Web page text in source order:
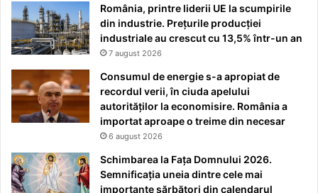
România, printre liderii UE la scumpirile
din industrie. Prețurile producției
industriale au crescut cu 13,5% într-un an
7 august 2026
Consumul de energie s-a apropiat de
recordul verii, în ciuda apelului
autorităților la economisire. România a
importat aproape o treime din necesar
6 august 2026
Schimbarea la Fața Domnului 2026.
Semnificația uneia dintre cele mai
importante sărbători din calendarul